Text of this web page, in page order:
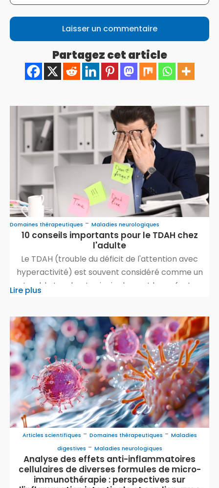
Partagez cet article
Domaines thérapeutiques - Maladies neurologiques
10 conseils importants pour le TDAH chez
l'adulte
Le TDAH (trouble du déficit de l'attention avec
hyperactivité) est souvent considéré comme un
trouble touchant principalement les enfants.
Cependant, de nombreux adultes sont également
car le diagnostic passe souvent inaperçu. Les
symptômes peuvent être plus subtils et se
manifester différemment à l'âge adulte, ce qui
complique […]
Lire plus
Articles scientifiques - Domaines thérapeutiques - Maladies
digestives - Maladies neurologiques
Analyse des effets anti-inflammatoires
cellulaires de diverses formules de micro-
immunothérapie : perspectives sur